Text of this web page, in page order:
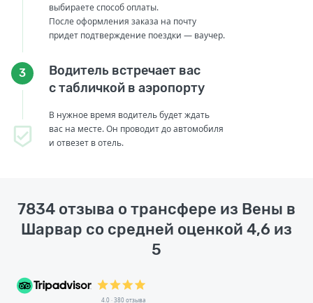
выбираете способ оплаты.
После оформления заказа на почту
придет подтверждение поездки — ваучер.
3
Водитель встречает вас
с табличкой в аэропорту
В нужное время водитель будет ждать
вас на месте. Он проводит до автомобиля
и отвезет в отель.
7834 отзыва о трансфере из Вены в
Шарвар со средней оценкой 4,6 из
5
4.0 · 380 отзыва